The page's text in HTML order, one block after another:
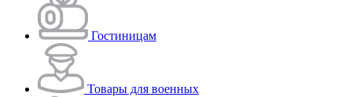
Гостиницам
Товары для военных